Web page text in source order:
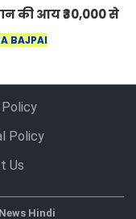
की आय ₹30,000 से
प्रति एकड़ हुई
BAJPAI
Policy
Us
Hindi